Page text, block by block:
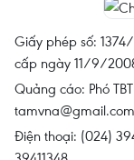
Giấy phép số:
cấp ngày 11/9/
Quảng cáo: Phó
tamvna@gmail.com
Điện thoại: (024)